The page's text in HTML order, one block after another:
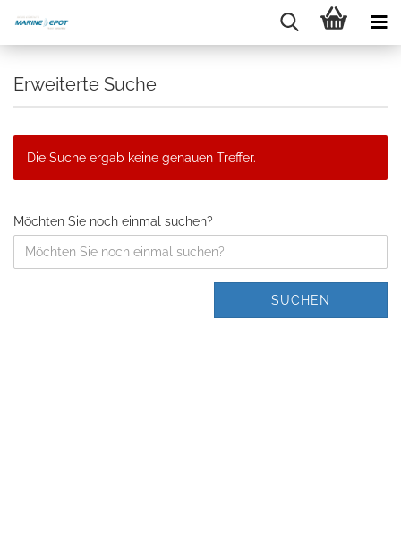
Erweiterte Suche
Die Suche ergab keine genauen Treffer.
Möchten Sie noch einmal suchen?
SUCHEN